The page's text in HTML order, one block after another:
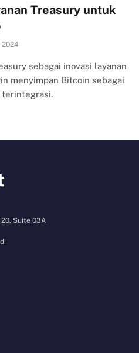
Treasury untuk
2024
sebagai inovasi layanan
menyimpan Bitcoin sebagai
terintegrasi.
Suite 03A